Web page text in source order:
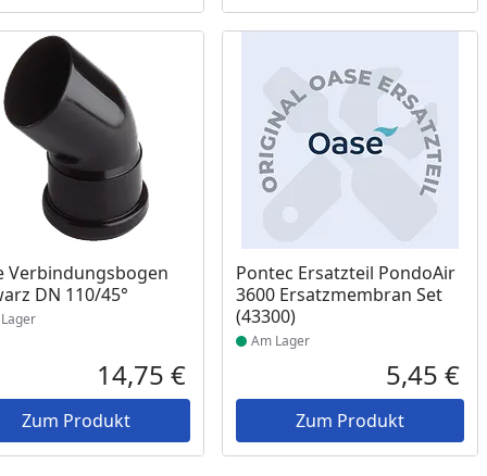
Verbindungsbogen
DN 110/45°
am Lager
Aktueller Preis
14,75 €
Zum Produkt
Pontec Ersatzteil PondoAir
3600 Ersatzmembran Set
(43300)
Produkt am Lager
Am Lager
5,45 €
Zum Produkt